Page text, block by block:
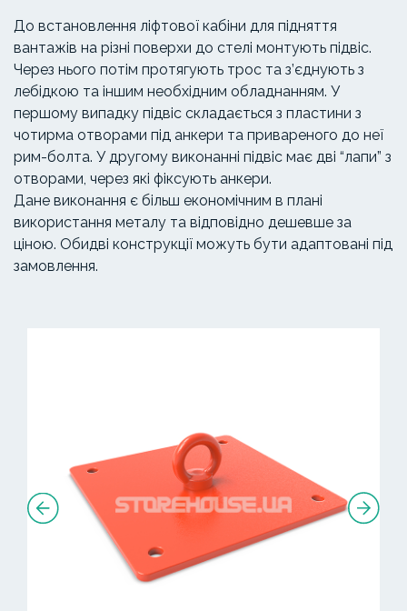
До встановлення ліфтової кабіни для підняття
вантажів на різні поверхи до стелі монтують підвіс.
Через нього потім протягують трос та з’єднують з
лебідкою та іншим необхідним обладнанням. У
першому випадку підвіс складається з пластини з
чотирма отворами під анкери та привареного до неї
рим-болта. У другому виконанні підвіс має дві “лапи” з
отворами, через які фіксують анкери.
Дане виконання є більш економічним в плані
використання металу та відповідно дешевше за
ціною. Обидві конструкції можуть бути адаптовані під
замовлення.